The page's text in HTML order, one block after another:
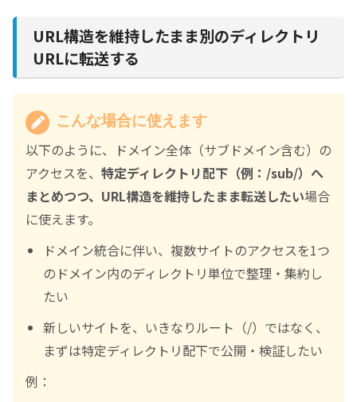
URL構造を維持したまま別のディレクトリ
URLに転送する
こんな場合に使えます
以下のように、ドメイン全体（サブドメイン含む）の
アクセスを、 特定ディレクトリ配下（例：/sub/）へ
まとめつつ、URL構造を維持したまま転送したい場合
に使えます。
ドメイン統合に伴い、複数サイトのアクセスを1つ
のドメイン内のディレクトリ単位で整理・集約し
たい
新しいサイトを、いきなりルート（/）ではなく、
まずは特定ディレクトリ配下で公開・検証したい
例：